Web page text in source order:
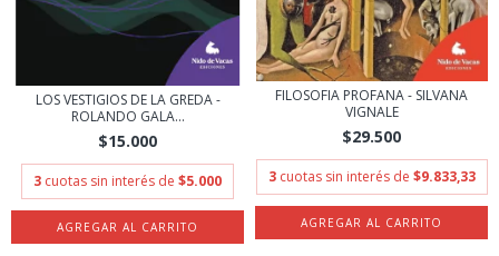
LOS VESTIGIOS DE LA GREDA -
ROLANDO GALA...
$15.000
3 cuotas sin interés de $5.000
FILOSOFIA PROFANA - SILVANA
VIGNALE
$29.500
3 cuotas sin interés de $9.833,33